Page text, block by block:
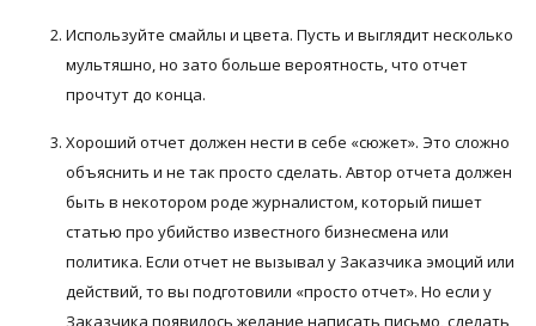
Используйте смайлы и цвета. Пусть и выглядит несколько
мультяшно, но зато больше вероятность, что отчет
прочтут до конца.
Хороший отчет должен нести в себе «сюжет». Это сложно
объяснить и не так просто сделать. Автор отчета должен
быть в некотором роде журналистом, который пишет
статью про убийство известного бизнесмена или
политика. Если отчет не вызывал у Заказчика эмоций или
действий, то вы подготовили «просто отчет». Но если у
Заказчика появилось желание написать письмо, сделать